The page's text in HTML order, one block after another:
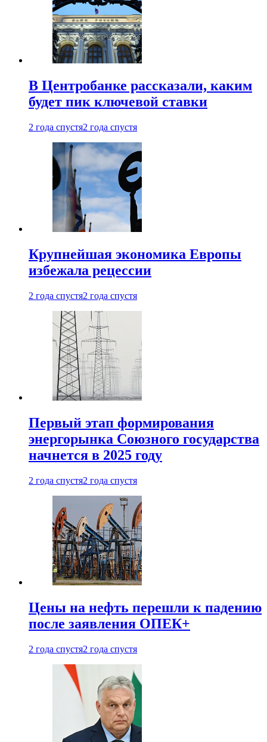
В Центробанке рассказали, каким
будет пик ключевой ставки
2 года спустя2 года спустя
Крупнейшая экономика Европы
избежала рецессии
2 года спустя2 года спустя
Первый этап формирования
энергорынка Союзного государства
начнется в 2025 году
2 года спустя2 года спустя
Цены на нефть перешли к падению
после заявления ОПЕК+
2 года спустя2 года спустя